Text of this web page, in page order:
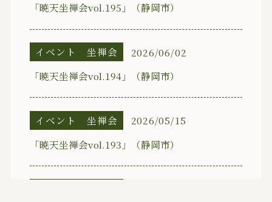
「暁天坐禅会vol.195」（静岡市）
イベント 坐禅会
2026/06/02
「暁天坐禅会vol.194」（静岡市）
イベント 坐禅会
2026/05/15
「暁天坐禅会vol.193」（静岡市）